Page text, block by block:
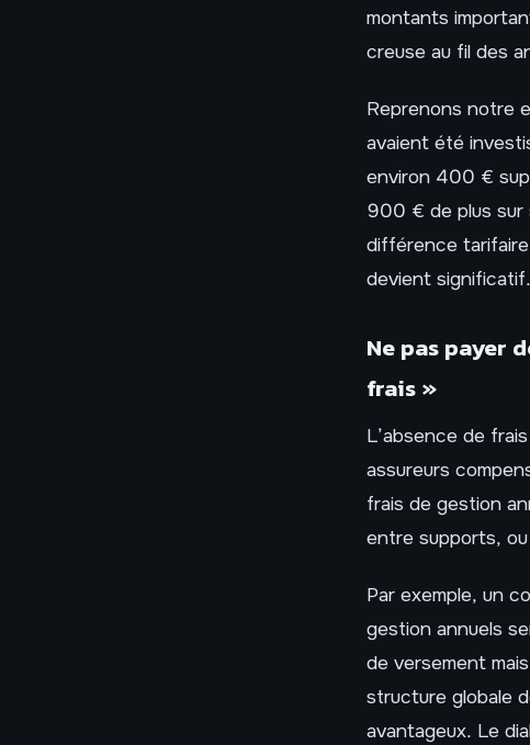
montants
creuse au fil des
Reprenons notre
avaient été
environ 400 €
900 € de plus sur
différence tarifaire
devient significatif.
Ne pas payer
frais »
L’absence de
assureurs
frais de gestion
entre supports,
Par exemple, un
gestion annuels
de versement
structure globale
avantageux. Le